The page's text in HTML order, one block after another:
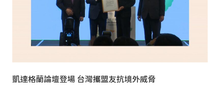
凱達格蘭論壇登場 台灣攜盟友抗境外威脅